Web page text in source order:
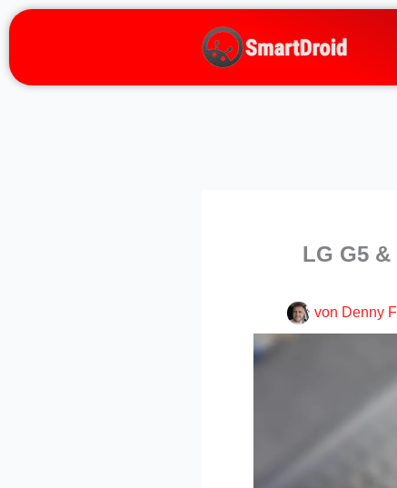
Zum
springen
LG G5
von Denny